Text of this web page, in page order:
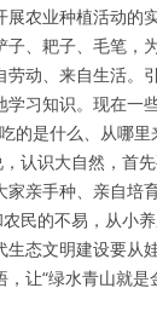
农业种植活动的
、耙子、毛笔，
动、来自生活。
习知识。现在一
的是什么、从哪
认识大自然，首
亲手种、亲自培
民的不易，从小
态文明建设要从
让“绿水青山就